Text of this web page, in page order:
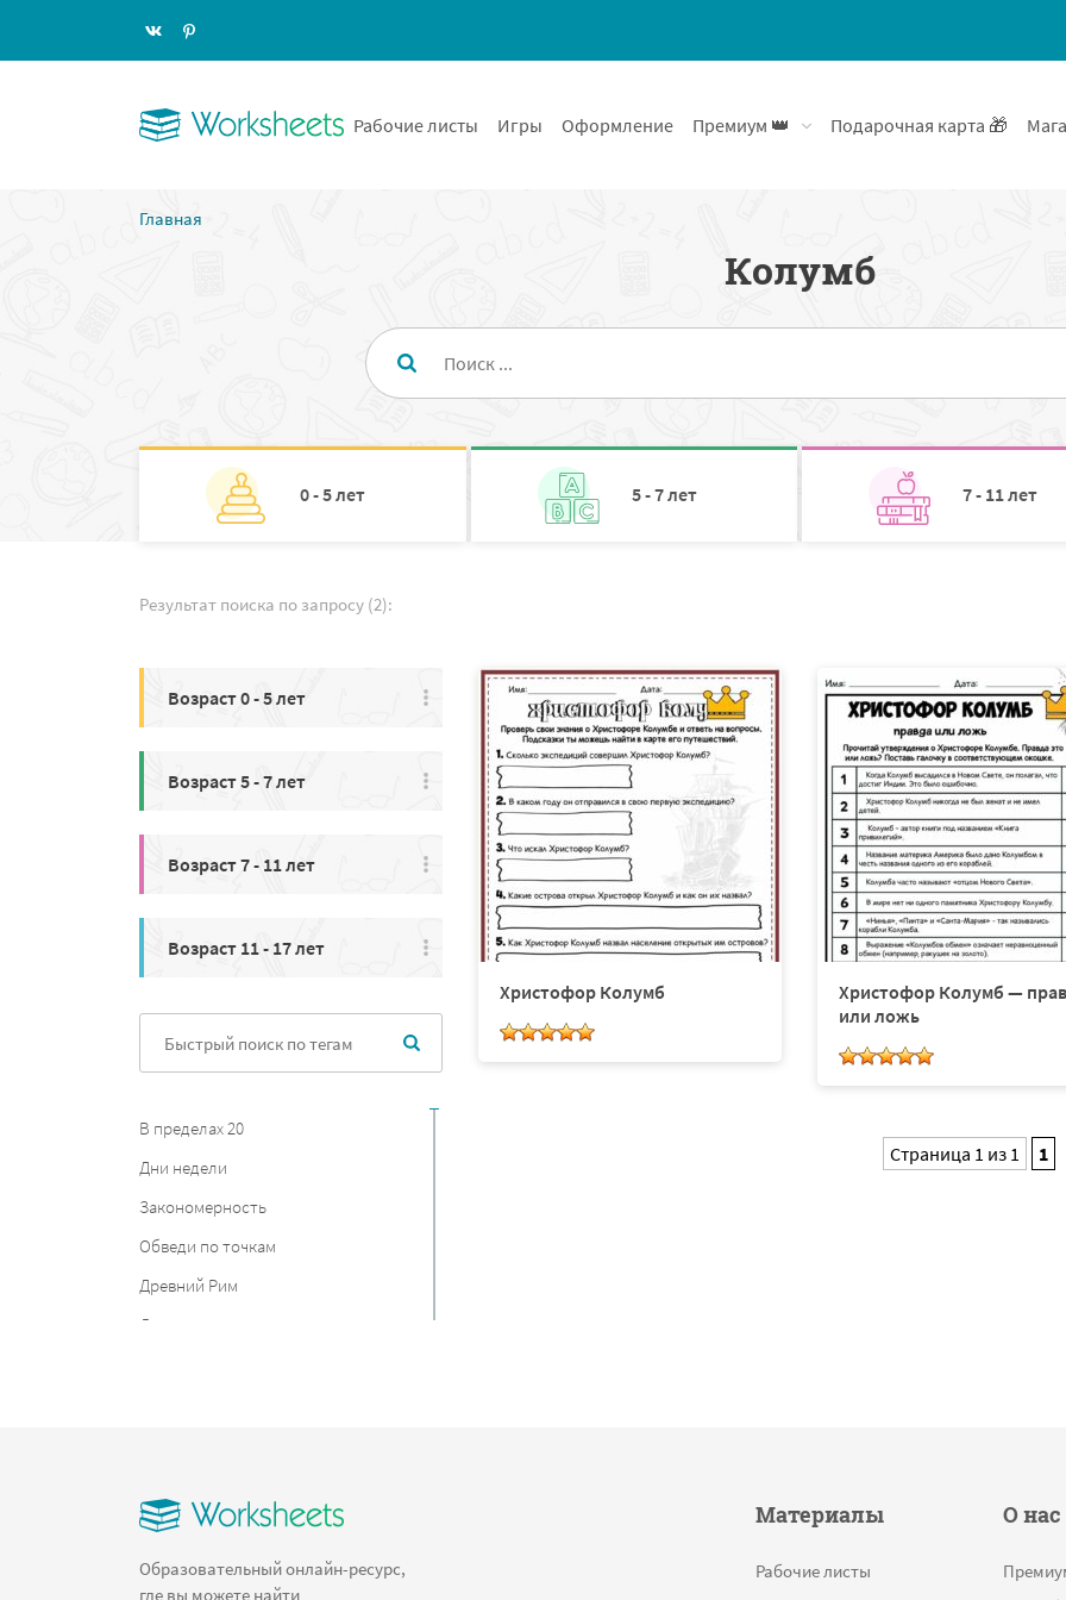
Рабочие листы Игры Оформление Премиум 👑 Подарочная карта 🎁
Главная
Колумб
0 - 5 лет 5 - 7 лет 7 - 11 лет
Результат поиска по запросу (2):
Христофор Колумб
Христофор Колумб —
или ложь
Страница 1 из 1 1
Возраст 0 - 5 лет
Возраст 5 - 7 лет
Возраст 7 - 11 лет
Возраст 11 - 17 лет
В пределах 20
Дни недели
Закономерность
Обведи по точкам
Древний Рим
Дания
Состав числа
Сложение дробей
Образовательный онлайн-ресурс,
где вы можете найти
Материалы
Рабочие листы
О нас